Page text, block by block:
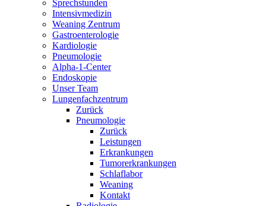
Sprechstunden
Intensivmedizin
Weaning Zentrum
Gastroenterologie
Kardiologie
Pneumologie
Alpha-1-Center
Endoskopie
Unser Team
Lungenfachzentrum
Zurück
Pneumologie
Zurück
Leistungen
Erkrankungen
Tumorerkrankungen
Schlaflabor
Weaning
Kontakt